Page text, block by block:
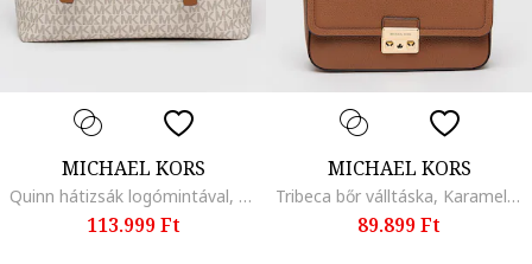
MICHAEL KORS
Quinn hátizsák logómintával, Barna/Krémszín
113.999 Ft
MICHAEL KORS
Tribeca bőr válltáska, Karamellbarna
89.899 Ft